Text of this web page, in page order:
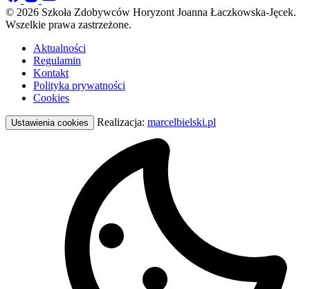
© 2026 Szkoła Zdobywców Horyzont Joanna Łaczkowska-Jęcek.
Wszelkie prawa zastrzeżone.
Aktualności
Regulamin
Kontakt
Polityka prywatności
Cookies
Ustawienia cookies Realizacja: marcelbielski.pl